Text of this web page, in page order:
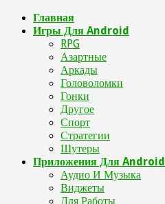
Главная
Игры Для Android
RPG
Азартные
Аркады
Головоломки
Гонки
Другое
Спорт
Стратегии
Шутеры
Приложения Для Android
Аудио И Музыка
Виджеты
Для Работы